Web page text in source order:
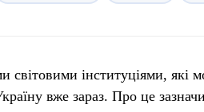
світовими інституціями, які
вже зараз. Про це